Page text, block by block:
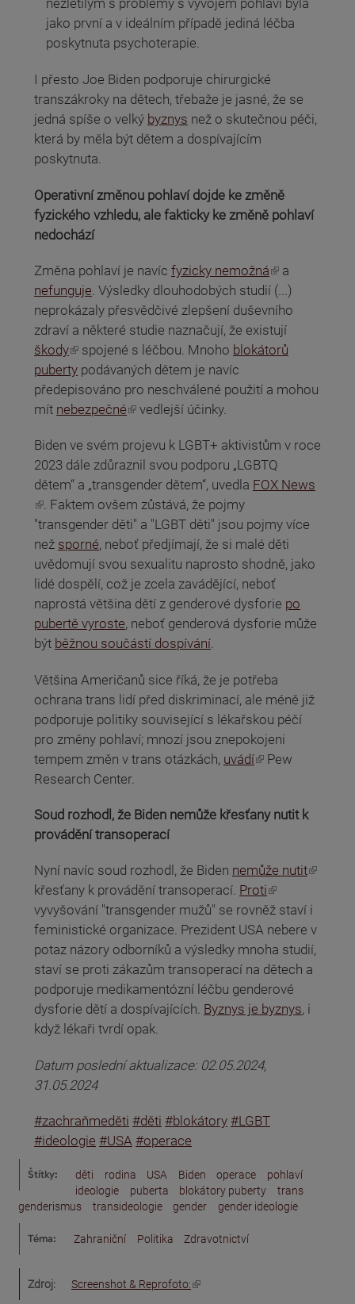
nezletilým s problémy s vývojem pohlaví byla
jako první a v ideálním případě jediná léčba
poskytnuta psychoterapie.
I přesto Joe Biden podporuje chirurgické
transzákroky na dětech, třebaže je jasné, že se
jedná spíše o velký byznys než o skutečnou péči,
která by měla být dětem a dospívajícím
poskytnuta.
Operativní změnou pohlaví dojde ke změně
fyzického vzhledu, ale fakticky ke změně pohlaví
nedochází
Změna pohlaví je navíc fyzicky nemožná
(odkaz je externí)
a
nefunguje . Výsledky dlouhodobých studií (...)
neprokázaly přesvědčivé zlepšení duševního
zdraví a některé studie naznačují, že existují
škody
(odkaz je externí)spojené s léčbou. Mnoho blokátorů
puberty podávaných dětem je navíc
předepisováno pro neschválené použití a mohou
mít nebezpečné
(odkaz je externí) vedlejší účinky.
Biden ve svém projevu k LGBT+ aktivistům v roce
2023 dále zdůraznil svou podporu „LGBTQ
dětem“ a „transgender dětem“, uvedla FOX News
(odkaz je externí)
. Faktem ovšem zůstává, že pojmy
"transgender děti" a "LGBT děti" jsou pojmy více
než sporné, neboť předjímají, že si malé děti
uvědomují svou sexualitu naprosto shodně, jako
lidé dospělí, což je zcela zavádějící, neboť
naprostá většina dětí z genderové dysforie po
pubertě vyroste, neboť genderová dysforie může
být běžnou součástí dospívání.
Většina Američanů sice říká, že je potřeba
ochrana trans lidí před diskriminací, ale méně již
podporuje politiky související s lékařskou péčí
pro změny pohlaví; mnozí jsou znepokojeni
tempem změn v trans otázkách, uvádí
(odkaz je externí)
Pew
Research Center.
Soud rozhodl, že Biden nemůže křesťany nutit k
provádění transoperací
Nyní navíc soud rozhodl, že Biden nemůže nutit
(odkaz je externí)
křesťany k provádění transoperací. Proti
(odkaz je externí)
vyvyšování "transgender mužů" se rovněž staví i
feministické organizace. Prezident USA nebere v
potaz názory odborníků a výsledky mnoha studií,
staví se proti zákazům transoperací na dětech a
podporuje medikamentózní léčbu genderové
dysforie dětí a dospívajících. Byznys je byznys, i
když lékaři tvrdí opak.
Datum poslední aktualizace: 02.05.2024,
31.05.2024
#zachraňmeděti #děti #blokátory #LGBT
#ideologie #USA #operace
Štítky: děti rodina USA Biden operace
pohlaví
ideologie
puberta blokátory puberty
trans
genderismus
transideologie gender gender ideologie
Téma: Zahraniční Politika Zdravotnictví
Zdroj: Screenshot & Reprofoto:
(odkaz je externí)